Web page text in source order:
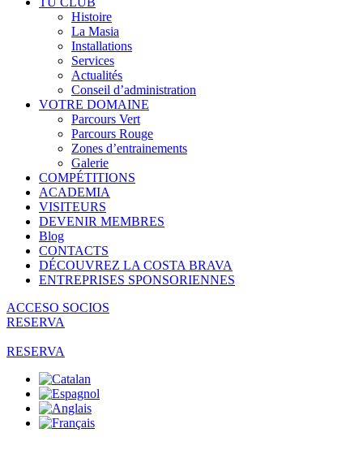
Histoire
La Masia
Installations
Services
Actualités
Conseil d’administration
VOTRE DOMAINE
Parcours Vert
Parcours Rouge
Zones d’entrainements
Galerie
COMPÉTITIONS
ACADEMIA
VISITEURS
DEVENIR MEMBRES
Blog
CONTACTS
DÉCOUVREZ LA COSTA BRAVA
ENTREPRISES SPONSORIENNES
ACCESO SOCIOS
RESERVA
RESERVA